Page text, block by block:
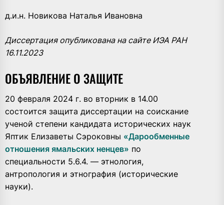
д.и.н. Новикова Наталья Ивановна
Диссертация опубликована на сайте ИЭА РАН
16.11.2023
ОБЪЯВЛЕНИЕ О ЗАЩИТЕ
20 февраля 2024 г. во вторник в 14.00
состоится защита диссертации на соискание
ученой степени кандидата исторических наук
Яптик Елизаветы Сэроковны «Дарообменные
отношения ямальских ненцев» по
специальности 5.6.4. — этнология,
антропология и этнография (исторические
науки).